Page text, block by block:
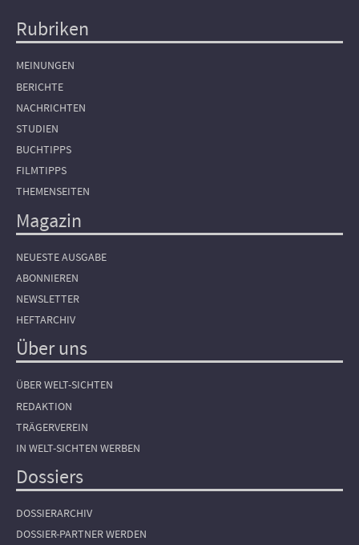
Hauptnavigation
Rubriken
MEINUNGEN
BERICHTE
NACHRICHTEN
STUDIEN
BUCHTIPPS
FILMTIPPS
THEMENSEITEN
Magazin
NEUESTE AUSGABE
ABONNIEREN
NEWSLETTER
HEFTARCHIV
Über uns
ÜBER WELT-SICHTEN
REDAKTION
TRÄGERVEREIN
IN WELT-SICHTEN WERBEN
Dossiers
DOSSIERARCHIV
DOSSIER-PARTNER WERDEN